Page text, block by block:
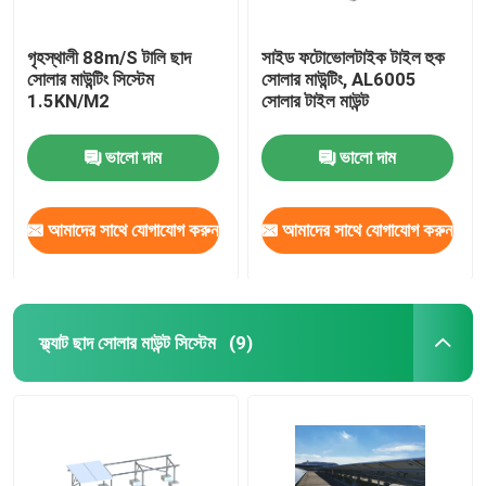
গৃহস্থালী 88m/S টালি ছাদ
সোলার মাউন্টিং সিস্টেম
1.5KN/M2
ভালো দাম
আমাদের সাথে যোগাযোগ করুন
সাইড ফটোভোলটাইক টাইল হুক
সোলার মাউন্টিং, AL6005
সোলার টাইল মাউন্ট
ভালো দাম
আমাদের সাথে যোগাযোগ করুন
ফ্ল্যাট ছাদ সোলার মাউন্ট সিস্টেম (9)